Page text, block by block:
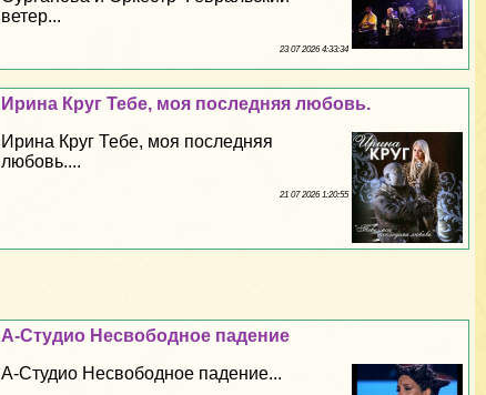
ветер...
23 07 2026 4:33:34
Ирина Круг Тебе, моя последняя любовь.
Ирина Круг Тебе, моя последняя
любовь....
21 07 2026 1:20:55
А-Студио Несвободное падение
А-Студио Несвободное падение...